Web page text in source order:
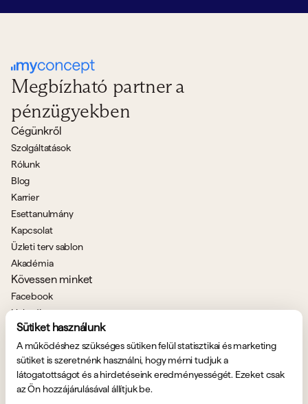
Megbízható partner a
pénzügyekben
Cégünkről
Szolgáltatások
Rólunk
Blog
Karrier
Esettanulmány
Kapcsolat
Üzleti terv sablon
Akadémia
Kövessen minket
Facebook
LinkedIn
Kapcsolat
+36 30 606 7110
iroda@myconcept.hu
1024 Budapest,
Margit krt. 43-45. II. emelet 6.
Sütiket használunk
A működéshez szükséges sütiken felül statisztikai és marketing
sütiket is szeretnénk használni, hogy mérni tudjuk a
látogatottságot és a hirdetéseink eredményességét. Ezeket csak
az Ön hozzájárulásával állítjuk be.